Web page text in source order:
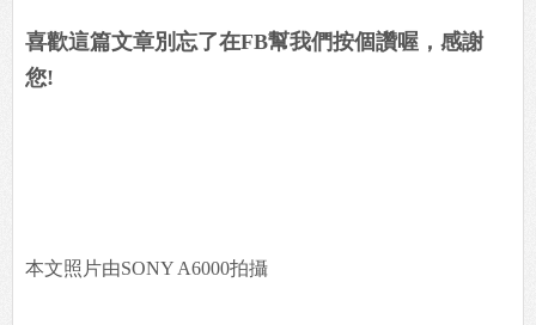
喜歡這篇文章別忘了在FB幫我們按個讚喔，感謝
您!
本文照片由SONY A6000拍攝